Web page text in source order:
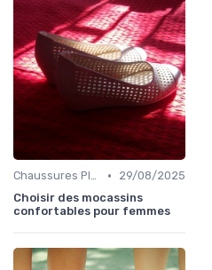
Chaussures Plates et Ballerines •
29/08/2025
Choisir des mocassins
confortables pour femmes